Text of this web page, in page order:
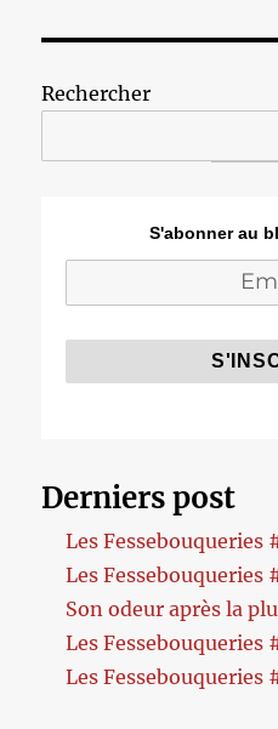
Rechercher
S'abonner au
Derniers post
Les Fessebouqueries
Les Fessebouqueries
Son odeur après la
Les Fessebouqueries
Les Fessebouqueries